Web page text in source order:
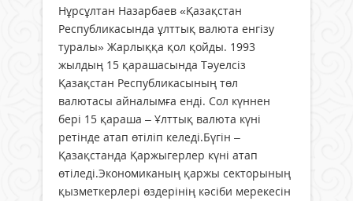
Нұрсұлтан Назарбаев «Қазақстан
Республикасында ұлттық валюта енгізу
туралы» Жарлыққа қол қойды. 1993
жылдың 15 қарашасында Тәуелсіз
Қазақстан Республикасының төл
валютасы айналымға енді. Сол күннен
бері 15 қараша – Ұлттық валюта күні
ретінде атап өтіліп келеді.Бүгін –
Қазақстанда Қаржыгерлер күні атап
өтіледі.Экономиканың қаржы секторының
қызметкерлері өздерінің кәсіби мерекесін